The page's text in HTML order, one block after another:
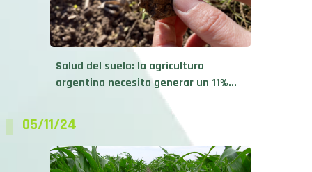
Salud del suelo: la agricultura
argentina necesita generar un 11%...
05/11/24